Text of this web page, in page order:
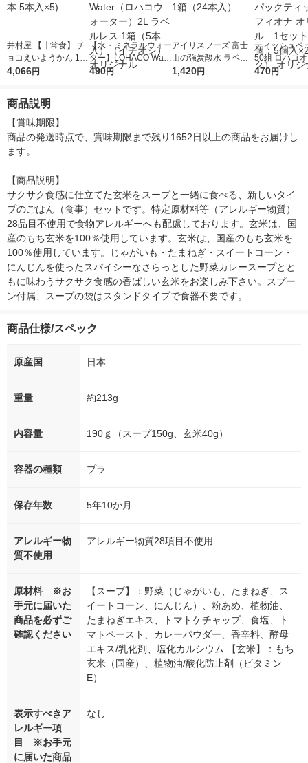
井村屋 【非常食】 チ
ョコえいようかん 1セ
ット(25本:5本入×5)
4,066円
【水・ミネラルウォー
ター】LOHACO Wate
r（ロハコウォータ
490円
アイリスフーズ 富士
山の強炭酸水 ラベル
レス 500ml 1箱（24
1,420円
ティッシュペ
50組 ロハコ
ルソフトパッ
470円
商品説明
【賞味期限】
商品の発送時点で、賞味期限まで残り1652日以上の商品をお届けし
ます。
【商品説明】
サクサク食感に仕立てた玄米をスープと一緒に食べる、新しいタイ
プのごはん（食事）セットです。特定原材料等（アレルギー物質）
28品目不使用で食物アレルギーへも配慮しております。玄米は、国
産のもち玄米を100％使用しています。玄米は、国産のもち玄米を
100％使用しています。じゃがいも・たまねぎ・スイートコーン・
にんじんを使ったスパイシーなさらっとした野菜カレースープとと
もに味わうサクサク食感の香ばしい玄米をお楽しみ下さい。スプー
ン付属、スープの袋はスタンドタイプで食器不要です。
商品仕様/スペック
原産国 日本
重量 約213g
内容量 190ｇ（スープ150g、玄米40g）
容器の種類 プラ
保存年数 5年10か月
アレルギー物
質不使用
アレルギー物質28項目不使用
原材料 ※お
手元に届いた
商品を必ずご
確認ください
【スープ】：野菜（じゃがいも、たまねぎ、ス
イートコーン、にんじん）、粉あめ、植物油、
たまねぎエキス、トマトケチャップ、食塩、ト
マトペースト、カレーパウダー、香辛料、酵母
エキス/乳化剤、塩化カルシウム 【玄米】：もち
玄米（国産）、植物油/酸化防止剤（ビタミン
E）
表示すべきア
レルギー項
目 ※お手元
に届いた商品
なし